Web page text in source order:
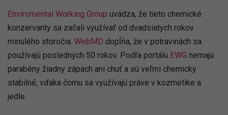
Enviromental Working Group uvádza, že tieto chemické
konzervanty sa začali využívať od dvadsiatych rokov
minulého storočia. WebMD dopĺňa, že v potravinách sa
používajú posledných 50 rokov. Podľa portálu EWG nemajú
parabény žiadny zápach ani chuť a sú veľmi chemicky
stabilné, vďaka čomu sa využívajú práve v kozmetike a
jedle.